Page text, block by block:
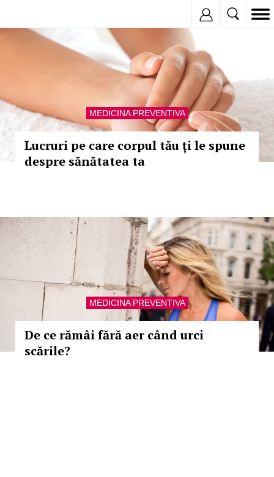
MEDICINA PREVENTIVA
Lucruri pe care corpul tău ți le spune
despre sănătatea ta
MEDICINA PREVENTIVA
De ce rămâi fără aer când urci
scările?